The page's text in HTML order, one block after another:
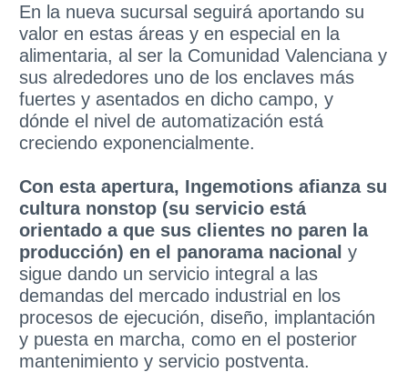
En la nueva sucursal seguirá aportando su
valor en estas áreas y en especial en la
alimentaria, al ser la Comunidad Valenciana y
sus alrededores uno de los enclaves más
fuertes y asentados en dicho campo, y
dónde el nivel de automatización está
creciendo exponencialmente.
Con esta apertura, Ingemotions afianza su
cultura nonstop (su servicio está
orientado a que sus clientes no paren la
producción) en el panorama nacional y
sigue dando un servicio integral a las
demandas del mercado industrial en los
procesos de ejecución, diseño, implantación
y puesta en marcha, como en el posterior
mantenimiento y servicio postventa.